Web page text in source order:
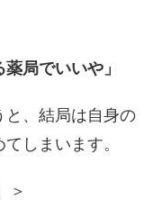
局でいいや」
と、結局は自身の
しまいます。
＞